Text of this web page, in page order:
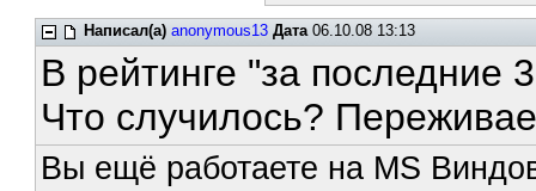
Написал(а) anonymous13 Дата06.10.08 13:13
В рейтинге "за последние
Что случилось?
Вы ещё работаете на MS